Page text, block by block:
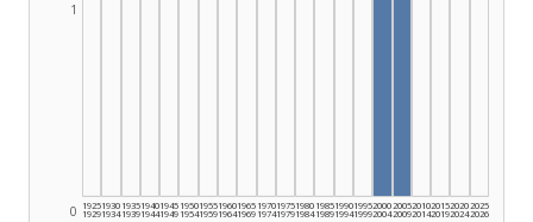
0
1
1925
1929
1930
1934
1935
1939
1940
1944
1945
1949
1950
1954
1955
1959
1960
1964
1965
1969
1970
1974
1975
1979
1980
1984
1985
1989
1990
1994
1995
1999
2000
2004
2005
2009
2010
2014
2015
2019
2020
2024
2025
2026